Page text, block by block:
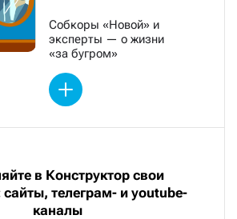
Собкоры «Новой» и
эксперты — о жизни
«за бугром»
в Конструктор свои
сайты, телеграм- и youtube-
каналы